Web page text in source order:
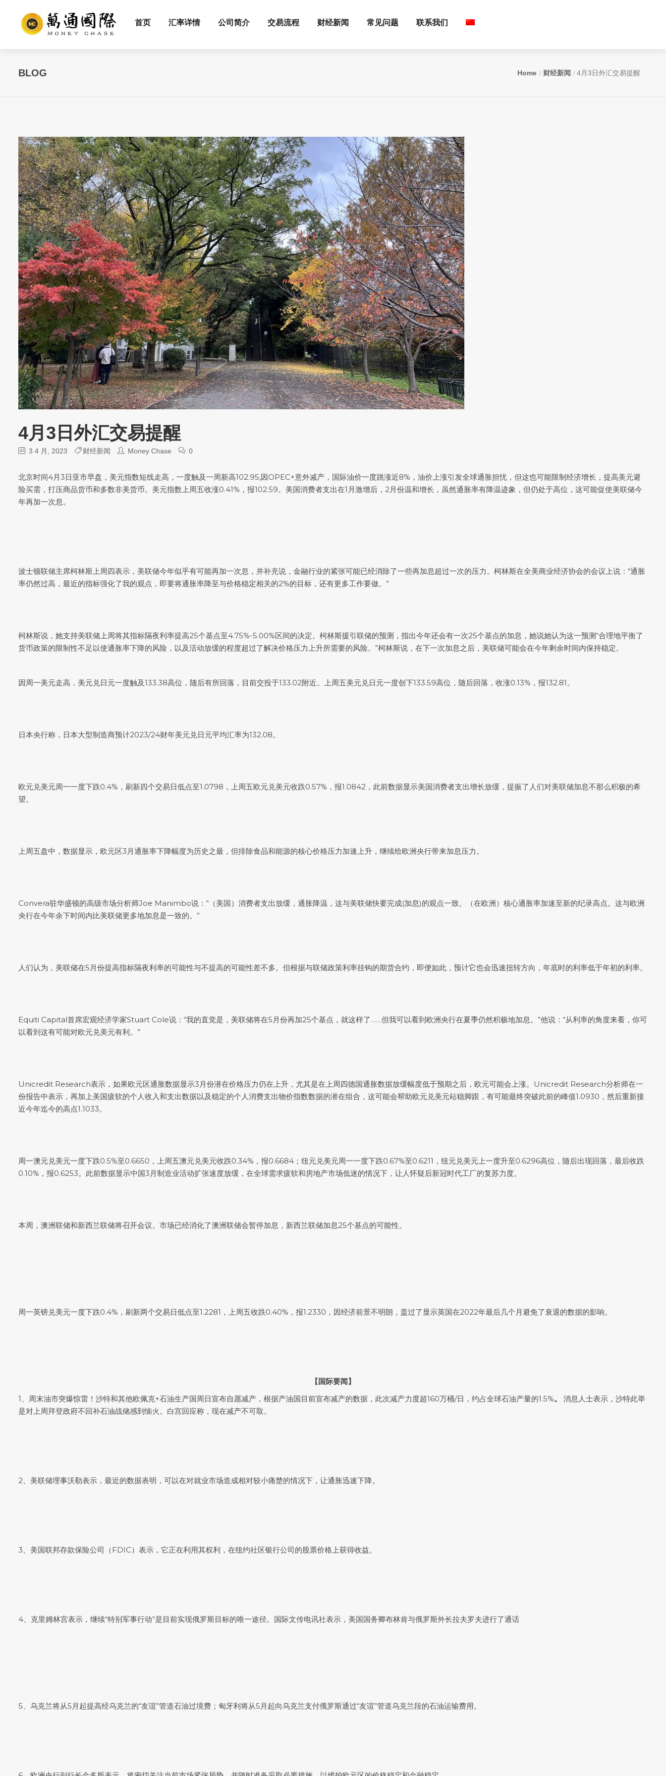
首页 汇率详情 公司简介 交易流程 财经新闻 常见问题 联系我们
BLOG Home 财经新闻 4月3日外汇交易提醒
4月3日外汇交易提醒
3 4 月, 2023 财经新闻 Money Chase 0
北京时间4月3日亚市早盘， 美元指数短线走高，一度触及一周新高102.95,因OPEC+意外减产，国际油价一度跳涨近8%，油价上涨引发全球通胀担忧，但这也可能限制经济增长，提高美元避
险买需，打压商品货币和多数非美货币。 美元指数上周五收涨0.41%，报102.59。美国消费者支出在1月激增后，2月份温和增长，虽然通胀率有降温迹象，但仍处于高位，这可能促使美联储今
年再加一次息。
波士顿联储主席柯林斯上周四表示，美联储今年似乎有可能再加一次息，并补充说，金融行业的紧张可能已经消除了一些再加息超过一次的压力。柯林斯在全美商业经济协会的会议上说：“通胀
率仍然过高，最近的指标强化了我的观点，即要将通胀率降至与价格稳定相关的2%的目标，还有更多工作要做。”
柯林斯说，她支持美联储上周将其指标隔夜利率提高25个基点至4.75%-5.00%区间的决定。柯林斯援引联储的预测，指出今年还会有一次25个基点的加息，她说她认为这一预测“合理地平衡了
货币政策的限制性不足以使通胀率下降的风险，以及活动放缓的程度超过了解决价格压力上升所需要的风险。”柯林斯说，在下一次加息之后，美联储可能会在今年剩余时间内保持稳定。
因周一美元走高， 美元兑日元一度触及133.38高位，随后有所回落，目前交投于133.02附近。上周五美元兑日元一度创下133.59高位，随后回落，收涨0.13%，报132.81。
日本央行称，日本大型制造商预计2023/24财年美元兑日元平均汇率为132.08。
欧元兑美元周一一度下跌0.4%，刷新四个交易日低点至1.0798，上周五欧元兑美元收跌0.57%，报1.0842，此前数据显示美国消费者支出增长放缓，提振了人们对美联储加息不那么积极的希
望。
上周五盘中，数据显示，欧元区3月通胀率下降幅度为历史之最，但排除食品和能源的核心价格压力加速上升，继续给欧洲央行带来加息压力。
Convera驻华盛顿的高级市场分析师Joe Manimbo说：“（美国）消费者支出放缓，通胀降温，这与美联储快要完成(加息)的观点一致。（在欧洲）核心通胀率加速至新的纪录高点。这与欧洲
央行在今年余下时间内比美联储更多地加息是一致的。”
人们认为，美联储在5月份提高指标隔夜利率的可能性与不提高的可能性差不多。但根据与联储政策利率挂钩的期货合约，即便如此，预计它也会迅速扭转方向，年底时的利率低于年初的利率。
Equiti Capital首席宏观经济学家Stuart Cole说：“我的直觉是，美联储将在5月份再加25个基点，就这样了……但我可以看到欧洲央行在夏季仍然积极地加息。”他说：“从利率的角度来看，你可
以看到这有可能对欧元兑美元有利。”
Unicredit Research表示，如果欧元区通胀数据显示3月份潜在价格压力仍在上升，尤其是在上周四德国通胀数据放缓幅度低于预期之后，欧元可能会上涨。Unicredit Research分析师在一
份报告中表示，再加上美国疲软的个人收入和支出数据以及稳定的个人消费支出物价指数数据的潜在组合，这可能会帮助欧元兑美元站稳脚跟，有可能最终突破此前的峰值1.0930，然后重新接
近今年迄今的高点1.1033。
周一澳元兑美元一度下跌0.5%至0.6650，上周五澳元兑美元收跌0.34%，报0.6684； 纽元兑美元周一一度下跌0.67%至0.6211， 纽元兑美元上一度升至0.6296高位，随后出现回落，最后收跌
0.10%，报0.6253。此前数据显示中国3月制造业活动扩张速度放缓，在全球需求疲软和房地产市场低迷的情况下，让人怀疑后新冠时代工厂的复苏力度。
本周，澳洲联储和新西兰联储将召开会议。市场已经消化了澳洲联储会暂停加息，新西兰联储加息25个基点的可能性。
周一英镑兑美元一度下跌0.4%，刷新两个交易日低点至1.2281，上周五收跌0.40%，报1.2330，因经济前景不明朗，盖过了显示英国在2022年最后几个月避免了衰退的数据的影响。
【国际要闻】
1、周末油市突爆惊雷！沙特和其他欧佩克+石油生产国周日宣布自愿减产，根据产油国目前宣布减产的数据，此次减产力度超160万桶/日，约占全球石油产量的1.5%。
消息人士表示，沙特此举
是对上周拜登政府不回补石油战储感到恼火。白宫回应称，现在减产不可取。
2、美联储理事沃勒表示，最近的数据表明，可以在对就业市场造成相对较小痛楚的情况下，让通胀迅速下降。
3、美国联邦存款保险公司（FDIC）表示，它正在利用其权利，在纽约社区银行公司的股票价格上获得收益。
4、克里姆林宫表示，继续“特别军事行动”是目前实现俄罗斯目标的唯一途径。国际文传电讯社表示，美国国务卿布林肯与俄罗斯外长拉夫罗夫进行了通话
5、乌克兰将从5月起提高经乌克兰的“友谊”管道石油过境费；匈牙利将从5月起向乌克兰支付俄罗斯通过“友谊”管道乌克兰段的石油运输费用。